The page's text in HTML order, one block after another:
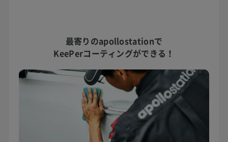
最寄りのapollostationで
KeePerコーティングができる！